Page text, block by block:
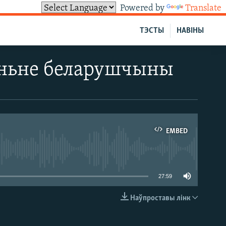
Powered by Translate
НАВІНЫ
ТЭСТЫ
беларушчыны
EMBED
27:59
Наўпроставы лінк